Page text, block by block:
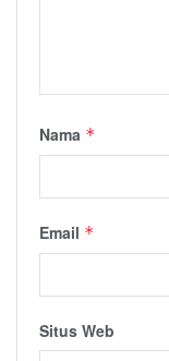
Nama *
Email *
Situs Web